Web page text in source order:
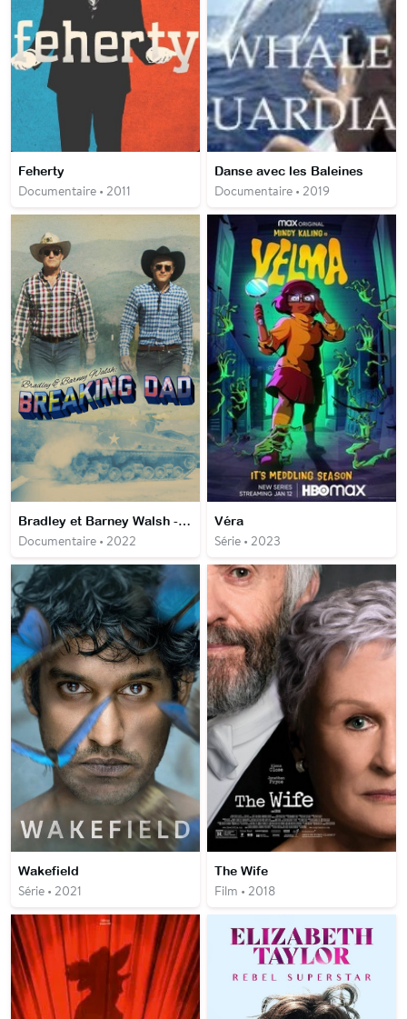
Feherty
Documentaire • 2011
Danse avec les Baleines
Documentaire • 2019
Bradley et Barney Walsh - Breaking Dad
Documentaire • 2022
Véra
Série • 2023
Wakefield
Série • 2021
The Wife
Film • 2018